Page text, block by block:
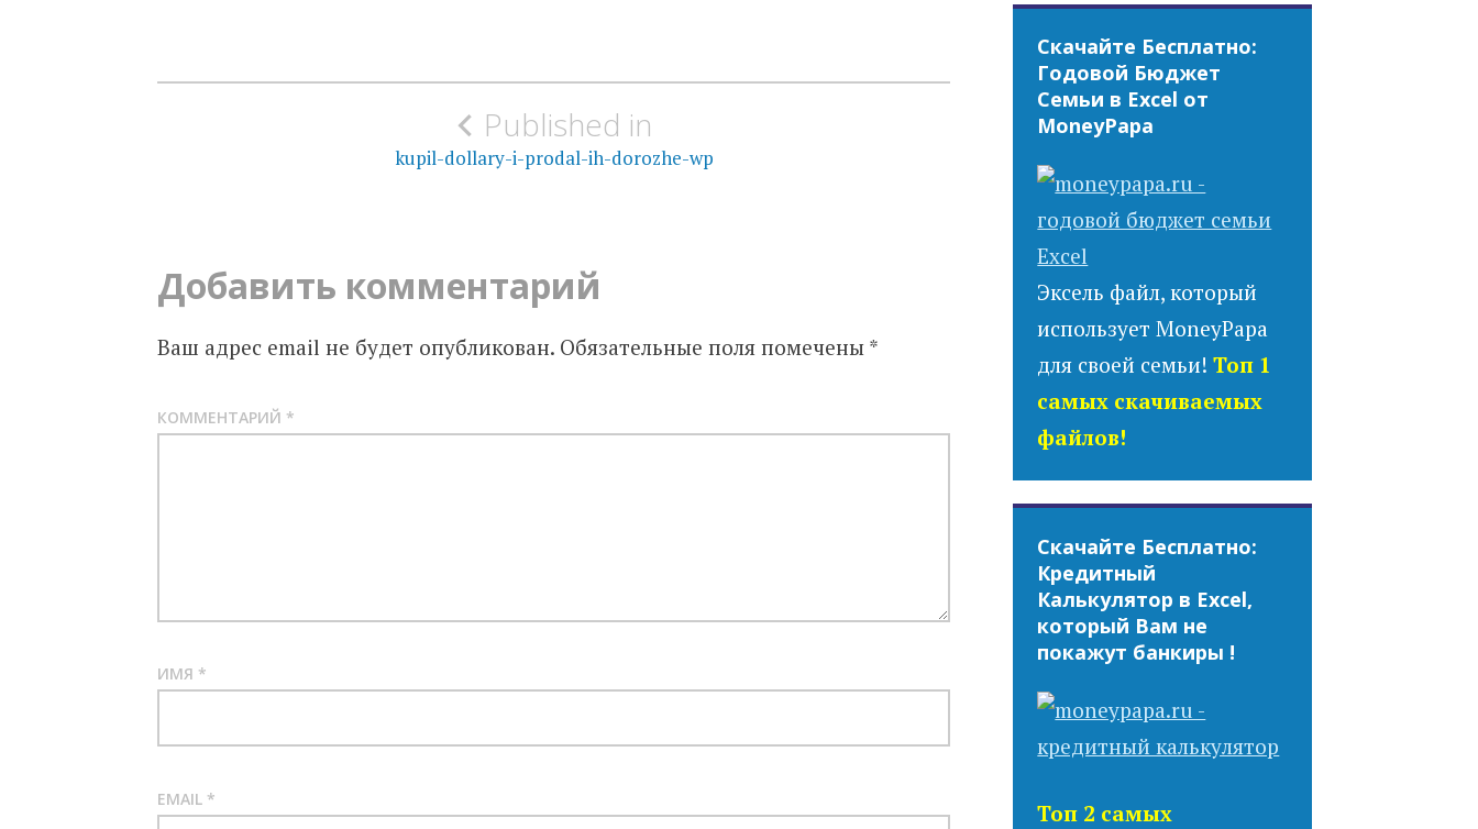
Навигация
Published in
kupil-dollary-i-prodal-ih-dorozhe-wp
Добавить комментарий
Ваш адрес email не будет опубликован. Обязательные поля помечены *
КОММЕНТАРИЙ *
ИМЯ *
EMAIL *
Скачайте Бесплатно:
Годовой Бюджет
Семьи в Excel от
MoneyPapa
Эксель файл, который
использует MoneyPapa
для своей семьи!Топ 1
самых скачиваемых
файлов!
Скачайте Бесплатно:
Кредитный
Калькулятор в Excel,
который Вам не
покажут банкиры !
Топ 2 самых